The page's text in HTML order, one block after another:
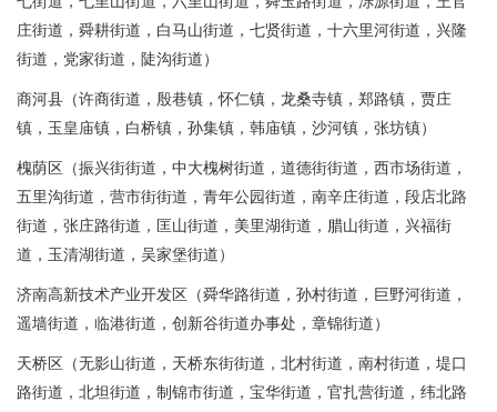
庄街道，舜耕街道，白马山街道，七贤街道，十六里河街道，兴隆
街道，党家街道，陡沟街道）
商河县（许商街道，殷巷镇，怀仁镇，龙桑寺镇，郑路镇，贾庄
镇，玉皇庙镇，白桥镇，孙集镇，韩庙镇，沙河镇，张坊镇）
槐荫区（振兴街街道，中大槐树街道，道德街街道，西市场街道，
五里沟街道，营市街街道，青年公园街道，南辛庄街道，段店北路
街道，张庄路街道，匡山街道，美里湖街道，腊山街道，兴福街
道，玉清湖街道，吴家堡街道）
济南高新技术产业开发区（舜华路街道，孙村街道，巨野河街道，
遥墙街道，临港街道，创新谷街道办事处，章锦街道）
天桥区（无影山街道，天桥东街街道，北村街道，南村街道，堤口
路街道，北坦街道，制锦市街道，宝华街道，官扎营街道，纬北路